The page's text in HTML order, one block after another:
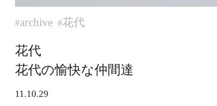
#archive #花代
花代
花代の愉快な仲間達
11.10.29